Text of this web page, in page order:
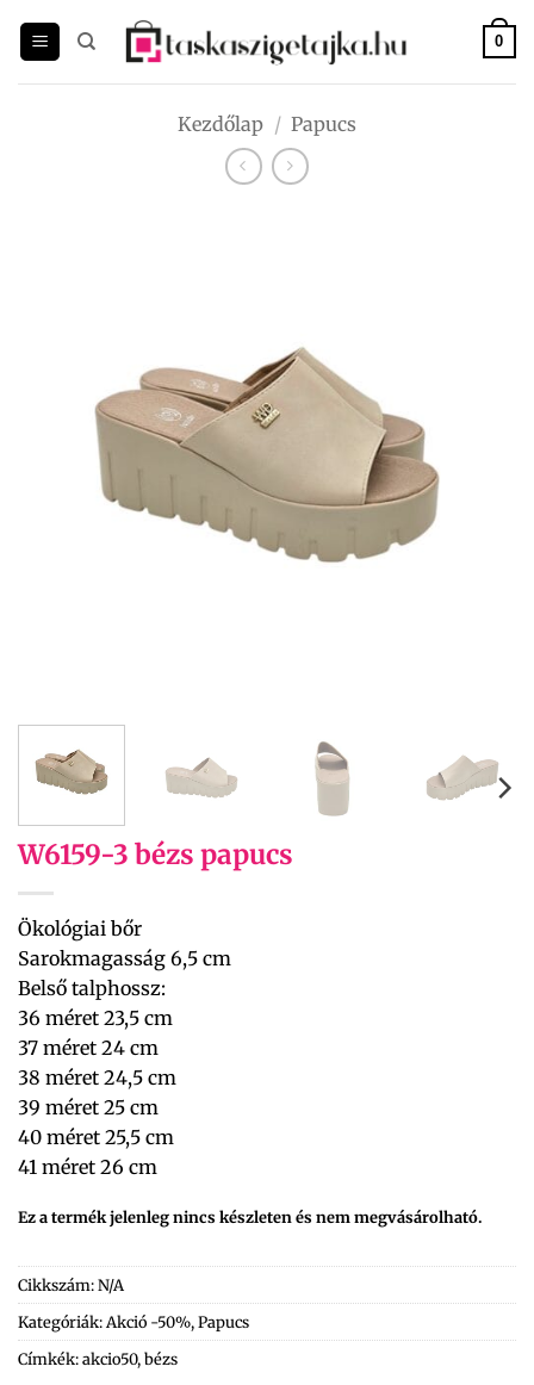
0
Kezdőlap / Papucs
W6159-3 bézs papucs
Ökológiai bőr
Sarokmagasság 6,5 cm
Belső talphossz:
36 méret 23,5 cm
37 méret 24 cm
38 méret 24,5 cm
39 méret 25 cm
40 méret 25,5 cm
41 méret 26 cm
Ez a termék jelenleg nincs készleten és nem megvásárolható.
Cikkszám:N/A
Kategóriák:Akció -50%,Papucs
Címkék:akcio50,bézs